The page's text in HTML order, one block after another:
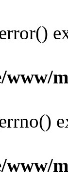
www/
www/